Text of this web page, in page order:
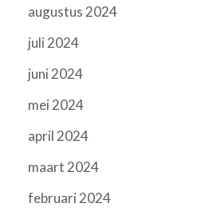
augustus 2024
juli 2024
juni 2024
mei 2024
april 2024
maart 2024
februari 2024